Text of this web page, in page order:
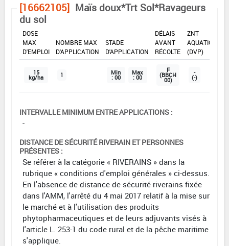
[16662105] Maïs doux*Trt Sol*Ravageurs
du sol
DOSE
MAX
D'EMPLOI
NOMBRE MAX
D'APPLICATION
STADE
D'APPLICATION
DÉLAIS
AVANT
RÉCOLTE
ZNT
AQUATIQUE
(DVP)
15
kg/ha 1 Min
: 00
Max
: 00
F
(BBCH
00)
-
(-)
INTERVALLE MINIMUM ENTRE APPLICATIONS :
-
DISTANCE DE SÉCURITÉ RIVERAIN ET PERSONNES
PRÉSENTES :
Se référer à la catégorie « RIVERAINS » dans la
rubrique « conditions d'emploi générales » ci-dessus.
En l'absence de distance de sécurité riverains fixée
dans l'AMM, l'arrêté du 4 mai 2017 relatif à la mise sur
le marché et à l'utilisation des produits
phytopharmaceutiques et de leurs adjuvants visés à
l'article L. 253-1 du code rural et de la pêche maritime
s'applique.